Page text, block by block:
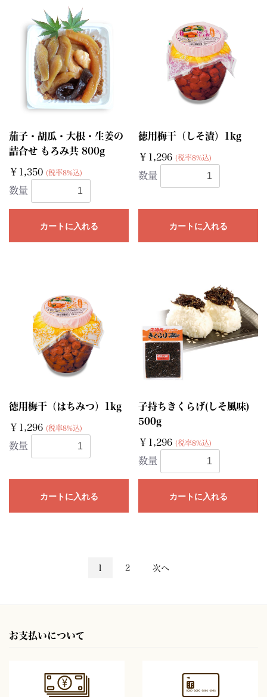
茄子・胡瓜・大根・生姜の
詰合せ もろみ共 800g
￥1,350 (税率8%込)
数量
カートに入れる
徳用梅干（しそ漬）1kg
￥1,296 (税率8%込)
数量
カートに入れる
徳用梅干（はちみつ）1kg
￥1,296 (税率8%込)
数量
カートに入れる
子持ちきくらげ(しそ風味)
500g
￥1,296 (税率8%込)
数量
カートに入れる
1 2 次へ
お支払いについて